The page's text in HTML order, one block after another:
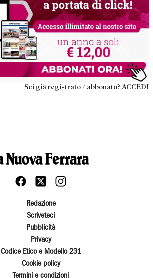
Sei già registrato / abbonato? ACCEDI
Redazione
Scriveteci
Pubblicità
Privacy
Codice Etico e Modello 231
Cookie policy
Termini e condizioni